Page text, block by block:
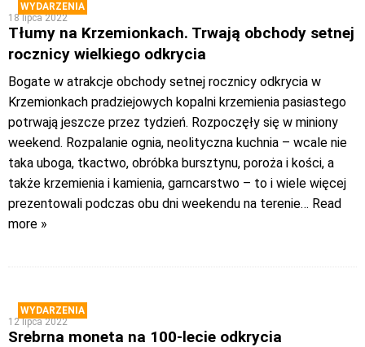
WYDARZENIA
18 lipca 2022
Tłumy na Krzemionkach. Trwają obchody setnej
rocznicy wielkiego odkrycia
Bogate w atrakcje obchody setnej rocznicy odkrycia w
Krzemionkach pradziejowych kopalni krzemienia pasiastego
potrwają jeszcze przez tydzień. Rozpoczęły się w miniony
weekend. Rozpalanie ognia, neolityczna kuchnia – wcale nie
taka uboga, tkactwo, obróbka bursztynu, poroża i kości, a
także krzemienia i kamienia, garncarstwo – to i wiele więcej
prezentowali podczas obu dni weekendu na terenie… Read
more »
WYDARZENIA
12 lipca 2022
Srebrna moneta na 100-lecie odkrycia